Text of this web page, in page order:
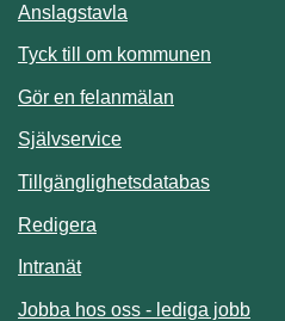
Anslagstavla
Tyck till om kommunen
Gör en felanmälan
SjälvserviceLänk till annan
TillgänglighetsdatabasLänk till
Redigera
IntranätLänk till annan
Jobba hos oss - lediga jobb